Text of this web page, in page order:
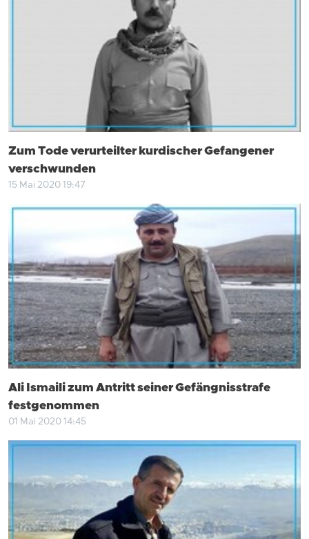
Zum Tode verurteilter kurdischer Gefangener
verschwunden
15 Mai 2020 19:47
Ali Ismaili zum Antritt seiner Gefängnisstrafe
festgenommen
01 Mai 2020 14:45